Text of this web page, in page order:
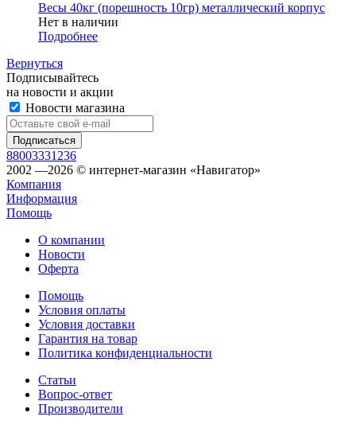
Весы 40кг (порешность 10гр) металлический корпус
Нет в наличии
Подробнее
Вернуться
Подписывайтесь
на новости и акции
Новости магазина
88003331236
2002 —2026 © интернет-магазин «Навигатор»
Компания
Информация
Помощь
О компании
Новости
Оферта
Помощь
Условия оплаты
Условия доставки
Гарантия на товар
Политика конфиденциальности
Статьи
Вопрос-ответ
Производители